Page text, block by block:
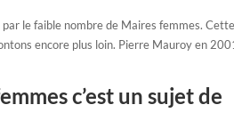
le faible nombre de Maires femmes.
encore plus loin. Pierre Mauroy en
c’est un sujet de